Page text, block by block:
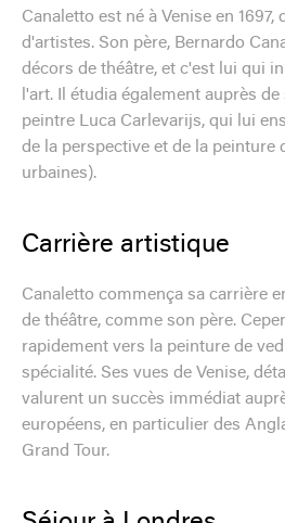
Canaletto est né à Venise en 1697,
d'artistes. Son père, Bernardo
décors de théâtre, et c'est lui qui
l'art. Il étudia également auprès
peintre Luca Carlevarijs, qui lui
de la perspective et de la peinture
urbaines).
Carrière artistique
Canaletto commença sa carrière
de théâtre, comme son père.
rapidement vers la peinture de
spécialité. Ses vues de Venise,
valurent un succès immédiat
européens, en particulier des
Grand Tour.